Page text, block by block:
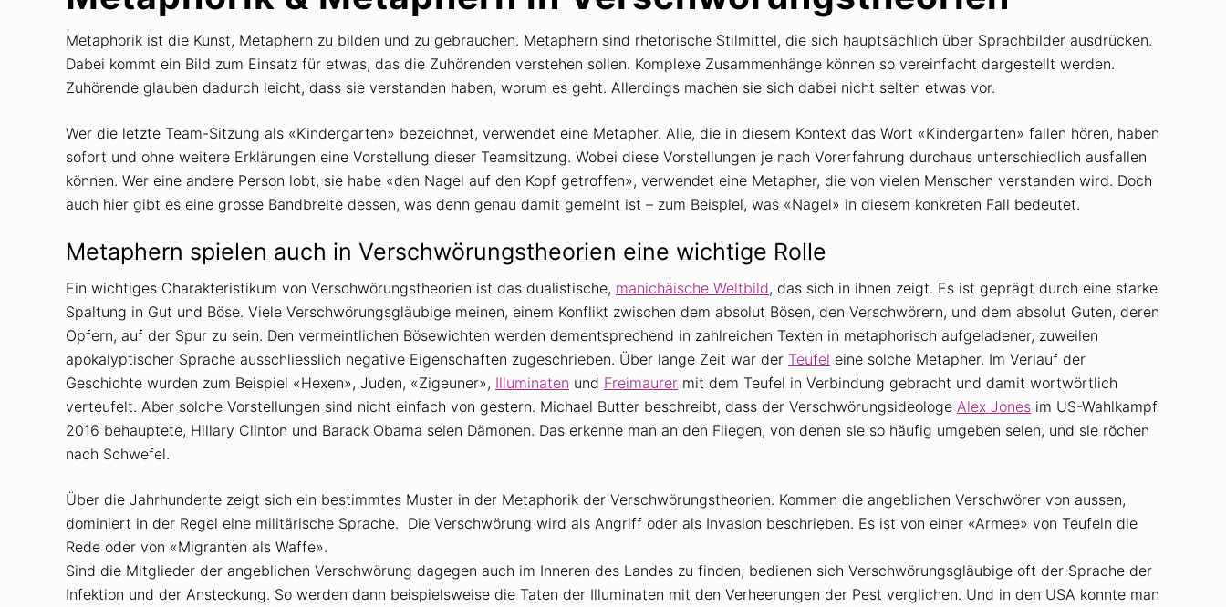
Metaphorik ist die Kunst, Metaphern zu bilden und zu gebrauchen. Metaphern sind rhetorische Stilmittel, die sich hauptsächlich über Sprachbilder ausdrücken.
Dabei kommt ein Bild zum Einsatz für etwas, das die Zuhörenden verstehen sollen. Komplexe Zusammenhänge können so vereinfacht dargestellt werden.
Zuhörende glauben dadurch leicht, dass sie verstanden haben, worum es geht. Allerdings machen sie sich dabei nicht selten etwas vor.
Wer die letzte Team-Sitzung als «Kindergarten» bezeichnet, verwendet eine Metapher. Alle, die in diesem Kontext das Wort «Kindergarten» fallen hören, haben
sofort und ohne weitere Erklärungen eine Vorstellung dieser Teamsitzung. Wobei diese Vorstellungen je nach Vorerfahrung durchaus unterschiedlich ausfallen
können. Wer eine andere Person lobt, sie habe «den Nagel auf den Kopf getroffen», verwendet eine Metapher, die von vielen Menschen verstanden wird. Doch
auch hier gibt es eine grosse Bandbreite dessen, was denn genau damit gemeint ist – zum Beispiel, was «Nagel» in diesem konkreten Fall bedeutet.
Metaphern spielen auch in Verschwörungstheorien eine wichtige Rolle
Ein wichtiges Charakteristikum von Verschwörungstheorien ist das dualistische, manichäische Weltbild, das sich in ihnen zeigt. Es ist geprägt durch eine starke
Spaltung in Gut und Böse. Viele Verschwörungsgläubige meinen, einem Konflikt zwischen dem absolut Bösen, den Verschwörern, und dem absolut Guten, deren
Opfern, auf der Spur zu sein. Den vermeintlichen Bösewichten werden dementsprechend in zahlreichen Texten in metaphorisch aufgeladener, zuweilen
apokalyptischer Sprache ausschliesslich negative Eigenschaften zugeschrieben. Über lange Zeit war der Teufel eine solche Metapher. Im Verlauf der
Geschichte wurden zum Beispiel «Hexen», Juden, «Zigeuner», Illuminaten und Freimaurer mit dem Teufel in Verbindung gebracht und damit wortwörtlich
verteufelt. Aber solche Vorstellungen sind nicht einfach von gestern. Michael Butter beschreibt, dass der Verschwörungsideologe Alex Jones im US-Wahlkampf
2016 behauptete, Hillary Clinton und Barack Obama seien Dämonen. Das erkenne man an den Fliegen, von denen sie so häufig umgeben seien, und sie röchen
nach Schwefel.
Über die Jahrhunderte zeigt sich ein bestimmtes Muster in der Metaphorik der Verschwörungstheorien. Kommen die angeblichen Verschwörer von aussen,
dominiert in der Regel eine militärische Sprache. Die Verschwörung wird als Angriff oder als Invasion beschrieben. Es ist von einer «Armee» von Teufeln die
Rede oder von «Migranten als Waffe».
Sind die Mitglieder der angeblichen Verschwörung dagegen auch im Inneren des Landes zu finden, bedienen sich Verschwörungsgläubige oft der Sprache der
Infektion und der Ansteckung. So werden dann beispielsweise die Taten der Illuminaten mit den Verheerungen der Pest verglichen. Und in den USA konnte man